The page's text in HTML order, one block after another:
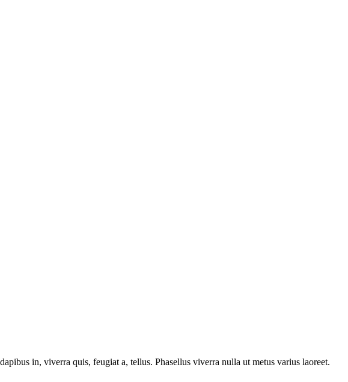
in, viverra quis, feugiat a, tellus. Phasellus viverra nulla ut metus varius laoreet.